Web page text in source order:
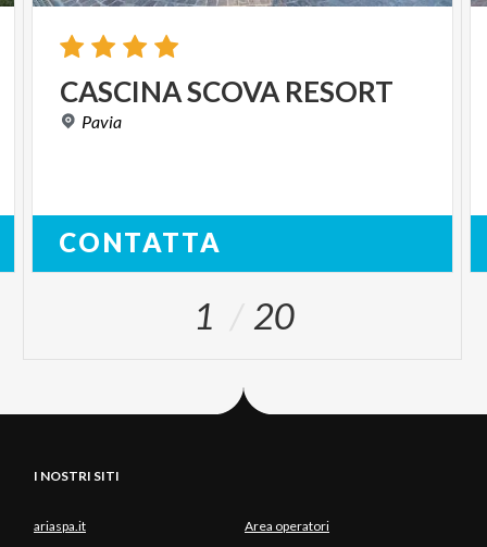
CASCINASCOVA RESORT
Pavia
CONTATTA
1 20
I NOSTRI SITI
ariaspa.it Area operatori